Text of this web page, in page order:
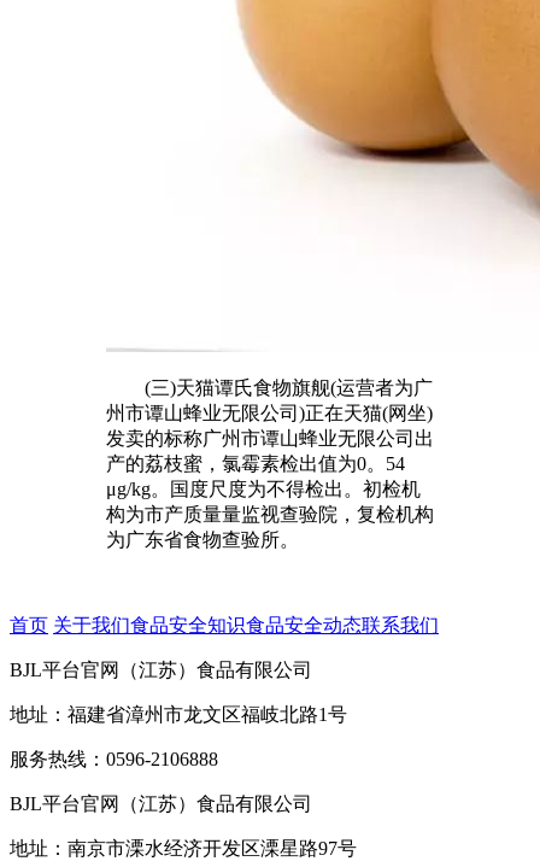
(三)天猫谭氏食物旗舰(运营者为广
州市谭山蜂业无限公司)正在天猫(网坐)
发卖的标称广州市谭山蜂业无限公司出
产的荔枝蜜，氯霉素检出值为0。54
μg/kg。国度尺度为不得检出。初检机
构为市产质量量监视查验院，复检机构
为广东省食物查验所。
首页 关于我们食品安全知识食品安全动态联系我们
BJL平台官网（江苏）食品有限公司
地址：福建省漳州市龙文区福岐北路1号
服务热线：0596-2106888
BJL平台官网（江苏）食品有限公司
地址：南京市溧水经济开发区溧星路97号